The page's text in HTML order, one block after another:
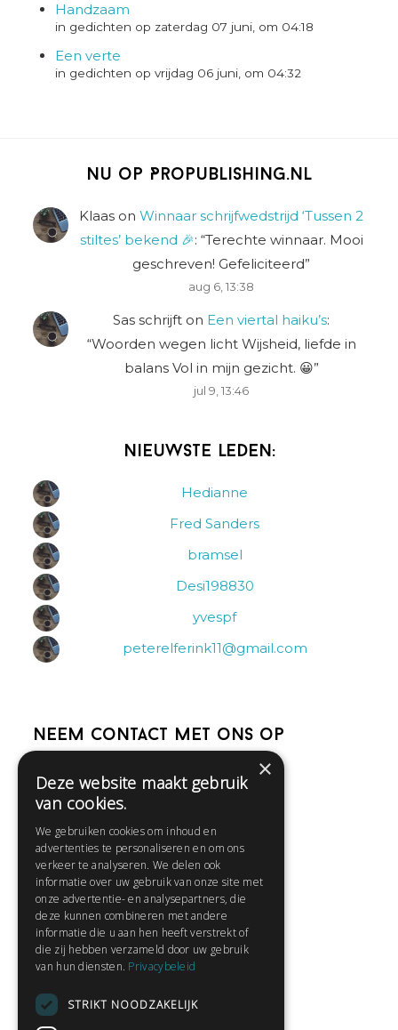
Handzaam
in gedichten op zaterdag 07 juni, om 04:18
Een verte
in gedichten op vrijdag 06 juni, om 04:32
Nu op Propublishing.nl
Klaas on Winnaar schrijfwedstrijd ‘Tussen 2
stiltes’ bekend 🎉: “Terechte winnaar. Mooi
geschreven! Gefeliciteerd”
aug 6, 13:38
Sas schrijft on Een viertal haiku’s:
“Woorden wegen licht Wijsheid, liefde in
balans Vol in mijn gezicht. 😀”
jul 9, 13:46
Nieuwste leden:
Hedianne
Fred Sanders
bramsel
Desi198830
yvespf
peterelferink11@gmail.com
Neem contact met ons op
Help
Contact
Huisregels
Snel naar:
Gratis aanmelden
Privacybeleid
×
Deze website maakt gebruik
van cookies.
We gebruiken cookies om inhoud en
advertenties te personaliseren en om ons
verkeer te analyseren. We delen ook
informatie over uw gebruik van onze site met
onze advertentie- en analysepartners, die
deze kunnen combineren met andere
informatie die u aan hen heeft verstrekt of
die zij hebben verzameld door uw gebruik
van hun diensten. Privacybeleid
STRIKT NOODZAKELIJK